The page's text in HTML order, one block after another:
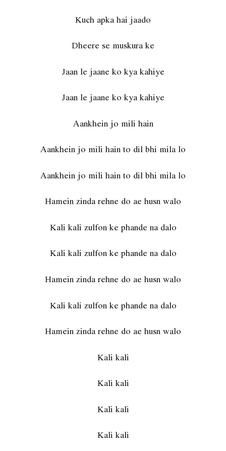
Kuch apka hai jaado
Dheere se muskura ke
Jaan le jaane ko kya kahiye
Jaan le jaane ko kya kahiye
Aankhein jo mili hain
Aankhein jo mili hain to dil bhi mila lo
Aankhein jo mili hain to dil bhi mila lo
Hamein zinda rehne do ae husn walo
Kali kali zulfon ke phande na dalo
Kali kali zulfon ke phande na dalo
Hamein zinda rehne do ae husn walo
Kali kali zulfon ke phande na dalo
Hamein zinda rehne do ae husn walo
Kali kali
Kali kali
Kali kali
Kali kali